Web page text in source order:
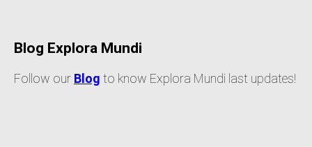
Blog Explora Mundi
Follow our Blog to know Explora Mundi last updates!